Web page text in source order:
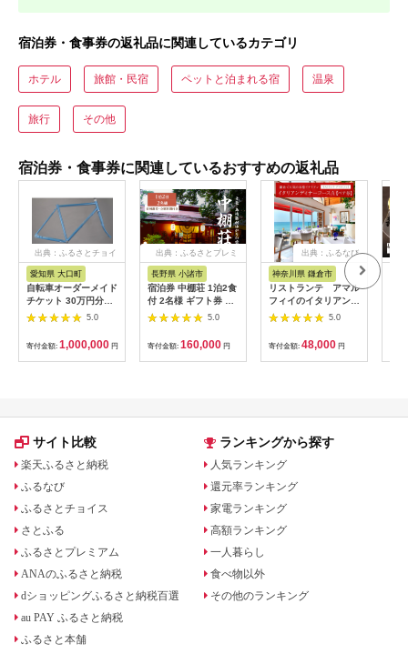
宿泊券・食事券の返礼品に関連しているカテゴリ
ホテル 旅館・民宿 ペットと泊まれる宿 温泉
旅行 その他
宿泊券・食事券に関連しているおすすめの返礼品
出典：ふるさとチョイ
愛知県 大口町
自転車オーダーメイド
チケット 30万円分
【1360365】
5.0
寄付金額: 1,000,000 円
出典：ふるさとプレミ
長野県 小諸市
宿泊券 中棚荘 1泊2食
付 2名様 ギフト券 チ
ケット 券 宿泊 旅行
5.0
寄付金額: 160,000 円
出典：ふるなび
神奈川県 鎌倉市
リストランテ アマル
フィイのイタリアンデ
ィナーコースA ペア
5.0
寄付金額: 48,000 円
サイト比較
楽天ふるさと納税
ふるなび
ふるさとチョイス
さとふる
ふるさとプレミアム
ANAのふるさと納税
dショッピングふるさと納税百選
au PAY ふるさと納税
ふるさと本舗
ランキングから探す
人気ランキング
還元率ランキング
家電ランキング
高額ランキング
一人暮らし
食べ物以外
その他のランキング